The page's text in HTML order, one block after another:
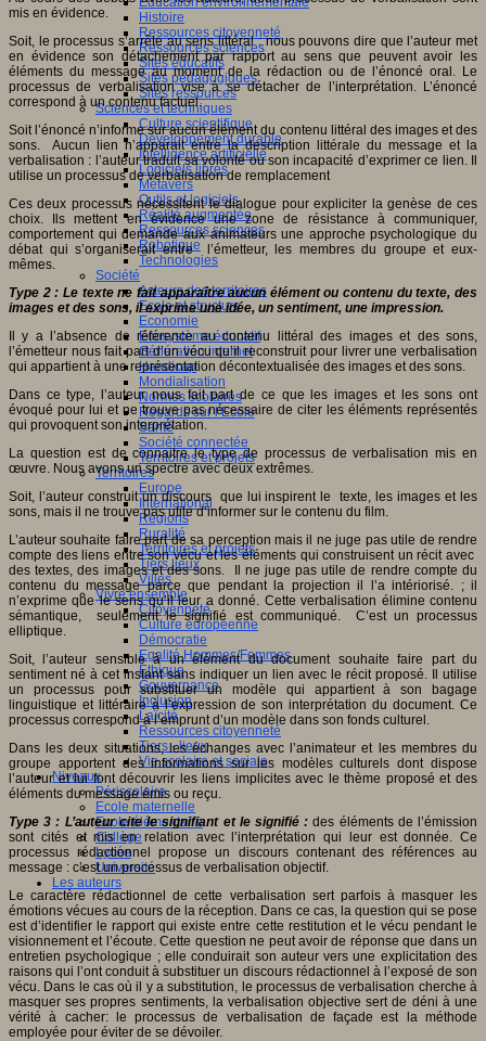
Histoire
Ressources citoyenneté
Ressources sciences
Sites éducatifs
Sites pédagogiques
Sites ressources
Sciences et techniques
Culture scientifique
Développement durable
Intelligence artificielle
Logiciels libres
Métavers
Outils et logiciels
Réalité augmentée
Ressources sciences
Robotique
Technologies
Société
Acteurs des territoires
Ecole et structure
Economie
Ecosystème éducatif
Génération internet
Handicap
Mondialisation
Normes scolaires
Regards sur l’Ecole
Santé
Société connectée
Territoires et projets
Territoires
Europe
International
Régions
Ruralité
Territoires et projets
Tiers lieux
Villes
Vivre ensemble
Citoyenneté
Culture européenne
Démocratie
Egalité Hommes/Femmes
Ethique
Gouvernance
Inclusion
Laïcité
Ressources citoyenneté
Tiers - lieux
Vie scolaire et sociale
Niveaux
Périscolaire
Ecole maternelle
Ecole élémentaire
Collège
Lycée
Université
Les auteurs
mis en évidence.
Soit, le processus s’arrête au sens littéral : nous pouvons dire que l’auteur met
en évidence son détachement par rapport au sens que peuvent avoir les
éléments du message au moment de la rédaction ou de l’énoncé oral. Le
processus de verbalisation vise à se détacher de l’interprétation. L’énoncé
correspond à un contenu factuel.
Soit l’énoncé n’informe sur aucun élément du contenu littéral des images et des
sons. Aucun lien n’apparait entre la description littérale du message et la
verbalisation : l’auteur traduit sa volonté ou son incapacité d’exprimer ce lien. Il
utilise un processus de verbalisation de remplacement
Ces deux processus nécessitent le dialogue pour expliciter la genèse de ces
choix. Ils mettent en évidence une zone de résistance à communiquer,
comportement qui demande aux animateurs une approche psychologique du
débat qui s’organiserait entre l’émetteur, les membres du groupe et eux-
mêmes.
Type 2 : Le texte ne fait apparaître aucun élément ou contenu du texte, des
images et des sons, il exprime une idée, un sentiment, une impression.
Il y a l’absence de référence au contenu littéral des images et des sons,
l’émetteur nous fait part d’un vécu qu’il reconstruit pour livrer une verbalisation
qui appartient à une représentation décontextualisée des images et des sons.
Dans ce type, l’auteur nous fait part de ce que les images et les sons ont
évoqué pour lui et ne trouve pas nécessaire de citer les éléments représentés
qui provoquent son interprétation.
La question est de connaitre le type de processus de verbalisation mis en
œuvre. Nous avons un spectre avec deux extrêmes.
Soit, l’auteur construit un discours que lui inspirent le texte, les images et les
sons, mais il ne trouve pas utile d’informer sur le contenu du film.
L’auteur souhaite faire part de sa perception mais il ne juge pas utile de rendre
compte des liens entre son vécu et les éléments qui construisent un récit avec
des textes, des images et des sons. Il ne juge pas utile de rendre compte du
contenu du message parce que pendant la projection il l’a intériorisé. ; il
n’exprime que le sens qu’il leur a donné. Cette verbalisation élimine contenu
sémantique, seulement le signifié est communiqué. C’est un processus
elliptique.
Soit, l’auteur sensible à un élément du document souhaite faire part du
sentiment né à cet instant sans indiquer un lien avec le récit proposé. Il utilise
un processus pour substituer un modèle qui appartient à son bagage
linguistique et littéraire à l’expression de son interprétation du document. Ce
processus correspond à l’emprunt d’un modèle dans son fonds culturel.
Dans les deux situations, les échanges avec l’animateur et les membres du
groupe apportent des informations sur les modèles culturels dont dispose
l’auteur et lui font découvrir les liens implicites avec le thème proposé et des
éléments du message émis ou reçu.
Type 3 : L’auteur cite le signifiant et le signifié : des éléments de l’émission
sont cités et mis en relation avec l’interprétation qui leur est donnée. Ce
processus rédactionnel propose un discours contenant des références au
message : c’est un processus de verbalisation objectif.
Le caractère rédactionnel de cette verbalisation sert parfois à masquer les
émotions vécues au cours de la réception. Dans ce cas, la question qui se pose
est d’identifier le rapport qui existe entre cette restitution et le vécu pendant le
visionnement et l’écoute. Cette question ne peut avoir de réponse que dans un
entretien psychologique ; elle conduirait son auteur vers une explicitation des
raisons qui l’ont conduit à substituer un discours rédactionnel à l’exposé de son
vécu. Dans le cas où il y a substitution, le processus de verbalisation cherche à
masquer ses propres sentiments, la verbalisation objective sert de déni à une
vérité à cacher: le processus de verbalisation de façade est la méthode
employée pour éviter de se dévoiler.